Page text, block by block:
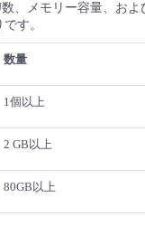
、メモリー容量、およ
す。
数量
1個以上
2 GB以上
80GB以上